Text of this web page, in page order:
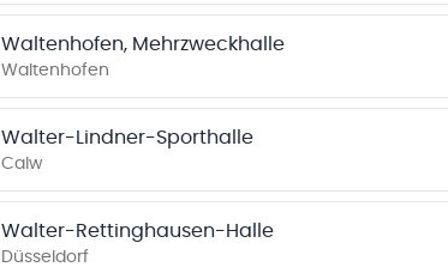
Waltenhofen, Mehrzweckhalle
Waltenhofen
Walter-Lindner-Sporthalle
Calw
Walter-Rettinghausen-Halle
Düsseldorf